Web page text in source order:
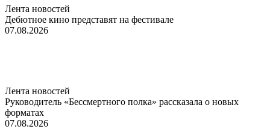
Лента новостей
Дебютное кино представят на фестивале
07.08.2026
Лента новостей
Руководитель «Бессмертного полка» рассказала о новых
форматах
07.08.2026